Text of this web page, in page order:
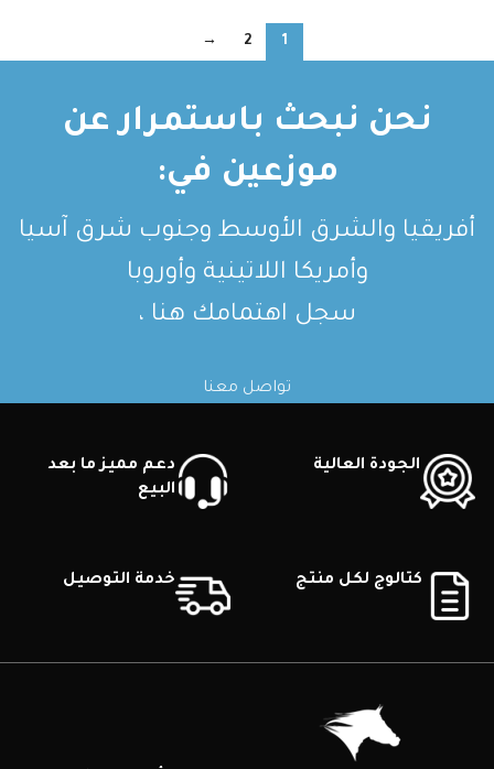
1
2
→
نحن نبحث باستمرار عن
موزعين في:
أفريقيا والشرق الأوسط وجنوب شرق آسيا
وأمريكا اللاتينية وأوروبا
سجل اهتمامك هنا ،
تواصل معنا
الجودة العالية
دعم مميز ما بعد
البيع
كتالوج لكل منتج خدمة التوصيل